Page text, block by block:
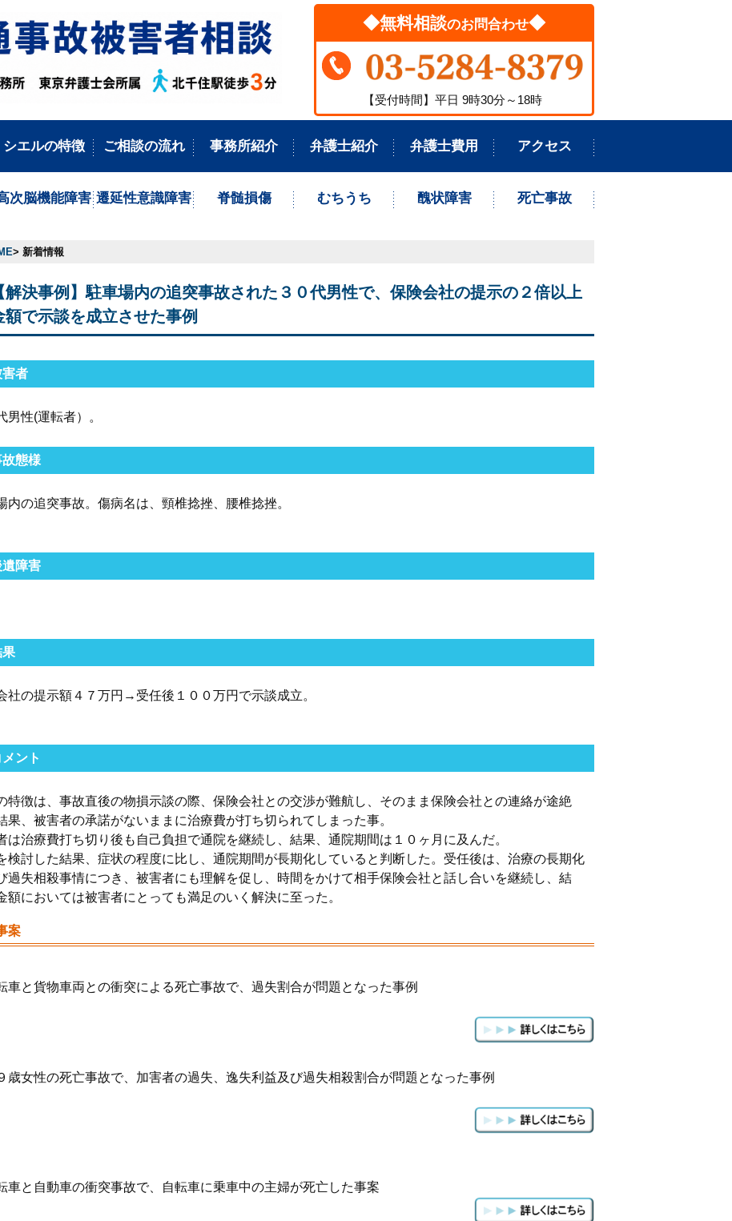
◆無料相談のお問合わせ◆
【受付時間】平日 9時30分～18時
シエルの特徴 ご相談の流れ 事務所紹介 弁護士紹介 弁護士費用 アクセス
次脳機能障害 遷延性意識障害 脊髄損傷 むちうち 醜状障害 死亡事故
> 新着情報
解決事例】駐車場内の追突事故された３０代男性で、保険会社の提示の２倍以上
額で示談を成立させた事例
害者
男性(運転者）。
故態様
内の追突事故。傷病名は、頸椎捻挫、腰椎捻挫。
遺障害
果
社の提示額４７万円→受任後１００万円で示談成立。
メント
特徴は、事故直後の物損示談の際、保険会社との交渉が難航し、そのまま保険会社との連絡が途絶
果、被害者の承諾がないままに治療費が打ち切られてしまった事。
は治療費打ち切り後も自己負担で通院を継続し、結果、通院期間は１０ヶ月に及んだ。
検討した結果、症状の程度に比し、通院期間が長期化していると判断した。受任後は、治療の長期化
過失相殺事情につき、被害者にも理解を促し、時間をかけて相手保険会社と話し合いを継続し、結
額においては被害者にとっても満足のいく解決に至った。
案
と貨物車両との衝突による死亡事故で、過失割合が問題となった事例
女性の死亡事故で、加害者の過失、逸失利益及び過失相殺割合が問題となった事例
と自動車の衝突事故で、自転車に乗車中の主婦が死亡した事案